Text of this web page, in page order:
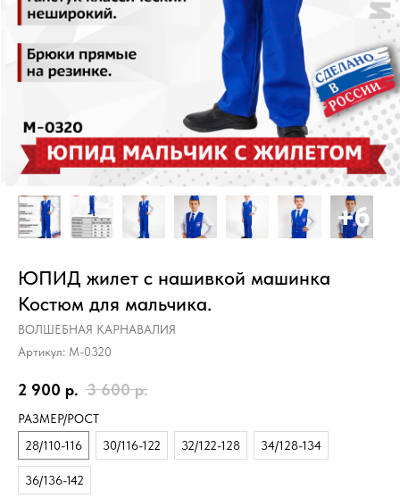
ЮПИД жилет с нашивкой машинка
Костюм для мальчика.
ВОЛШЕБНАЯ КАРНАВАЛИЯ
Артикул: М-0320
2 900 р. 3 600 р.
РАЗМЕР/РОСТ
28/110-116
30/116-122 32/122-128 34/128-134
36/136-142